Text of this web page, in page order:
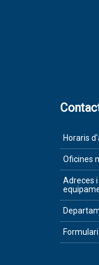
Horaris
Oficines
Adreces